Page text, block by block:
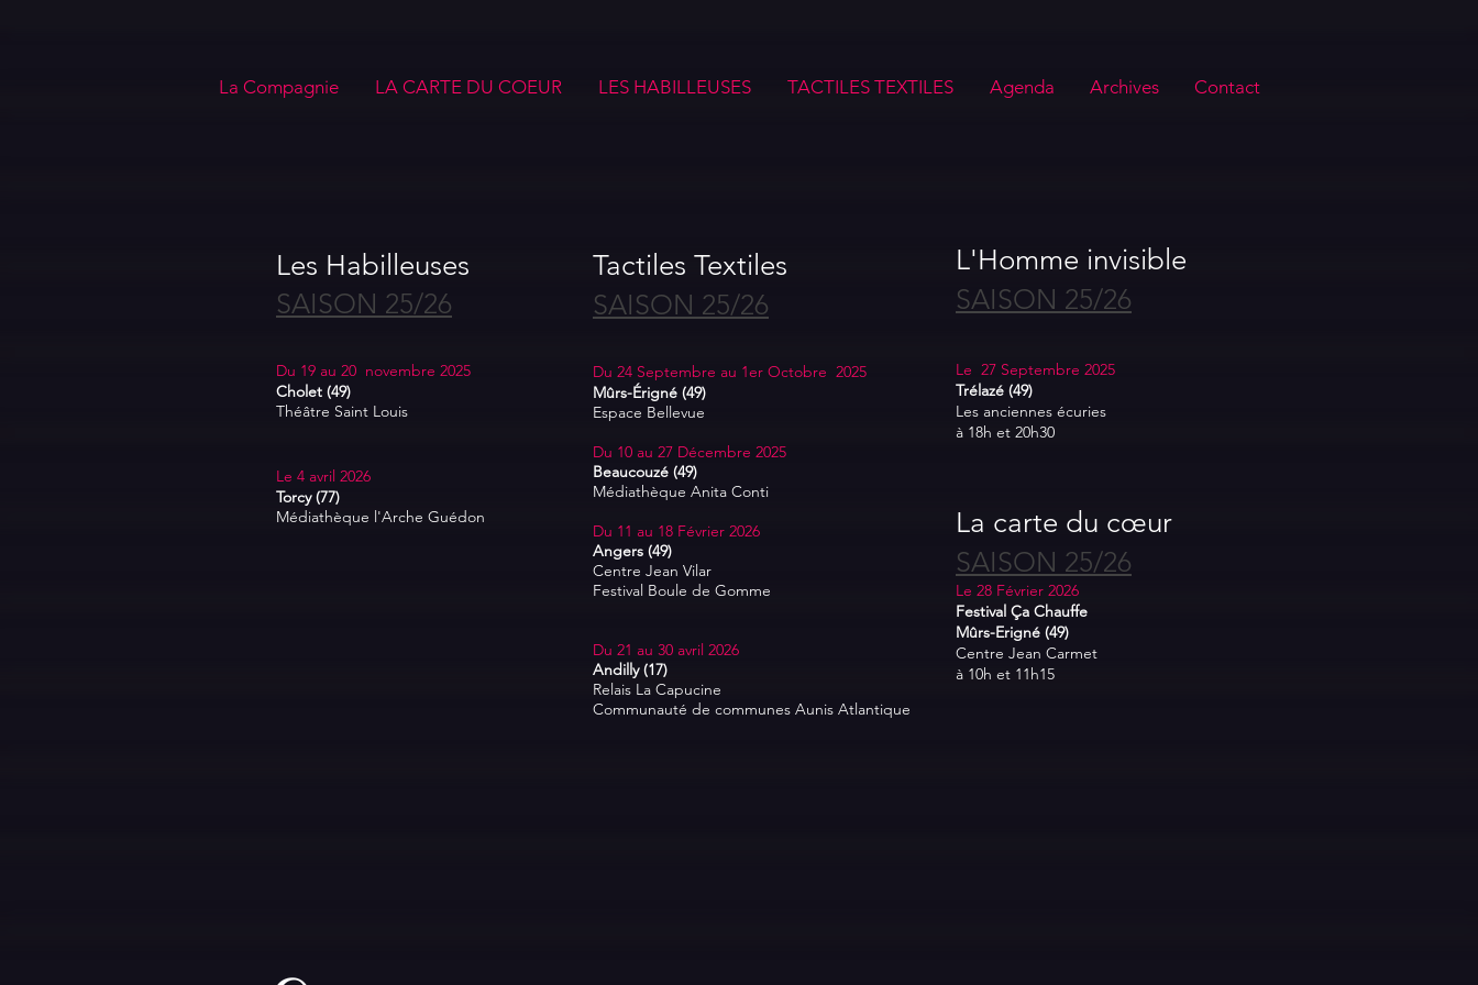
La Compagnie LA CARTE DU COEUR LES HABILLEUSES TACTILES TEXTILES Agenda Archives Contact
Les Habilleuses
SAISON 25/26
Du 19 au 20 novembre 2025
Cholet (49)
Théâtre Saint Louis
Le 4 avril 2026
Torcy (77)
Médiathèque l'Arche Guédon
Tactiles Textiles
SAISON 25/26
Du 24 Septembre au 1er Octobre 2025
Mûrs-Érigné (49)
Espace Bellevue
Du 10 au 27 Décembre 2025
Beaucouzé (49)
Médiathèque Anita Conti
Du 11 au 18 Février 2026
Angers (49)
Centre Jean Vilar
Festival Boule de Gomme
Du 21 au 30 avril 2026
Andilly (17)
Relais La Capucine
Communauté de communes Aunis Atlantique
L'Homme invisible
SAISON 25/26
Le 27 Septembre 2025
Trélazé (49)
Les anciennes écuries
à 18h et 20h30
La carte du cœur
SAISON 25/26
Le 28 Février 2026
Festival Ça Chauffe
Mûrs-Erigné (49)
Centre Jean Carmet
à 10h et 11h15